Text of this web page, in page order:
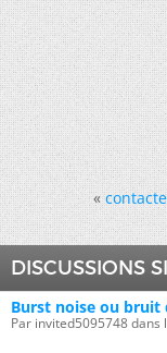
«
DISCUSSIONS
Burst noise ou bruit
Par invited5095748